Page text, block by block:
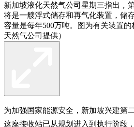
新加坡液化天然气公司星期三指出，
将是一艘浮式储存和再气化装置，储
容量是每年500万吨。图为有关装置
天然气公司提供）
为加强国家能源安全，新加坡兴建第
这座接收站已从规划进入到执行阶段